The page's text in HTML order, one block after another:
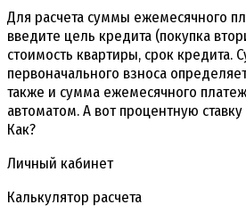
Для расчета суммы ежемесячного
введите цель кредита (покупка
стоимость квартиры, срок кредита.
первоначального взноса
также и сумма ежемесячного
автоматом. А вот процентную
Как?
Личный кабинет
Калькулятор расчета